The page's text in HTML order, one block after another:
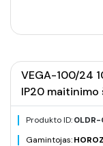
VEGA-100/24
IP20 maitinimo
Produkto ID:
Gamintojas: